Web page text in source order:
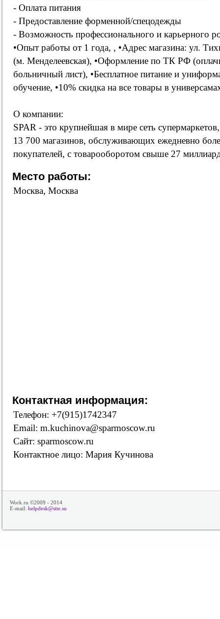
- Оплата питания
- Предоставление форменной/спецодежды
- Возможность профессионального и карьерного
•Опыт работы от 1 года, , •Адрес магазина: ул.
(м. Менделеевская), •Оформление по ТК РФ
больничный лист), •Бесплатное питание и
обучение, •10% скидка на все товары в
О компании:
SPAR - это крупнейшая в мире сеть
13 700 магазинов, обслуживающих ежедневно
покупателей, с товарооборотом свыше 27
Место работы:
Москва, Москва
Контактная информация:
Телефон: +7(915)1742347
Email: m.kuchinova@sparmoscow.ru
Сайт: sparmoscow.ru
Контактное лицо: Мария Кучинова
Work.ru ©2009 - 2014
E-mail: helpdesk@site.su